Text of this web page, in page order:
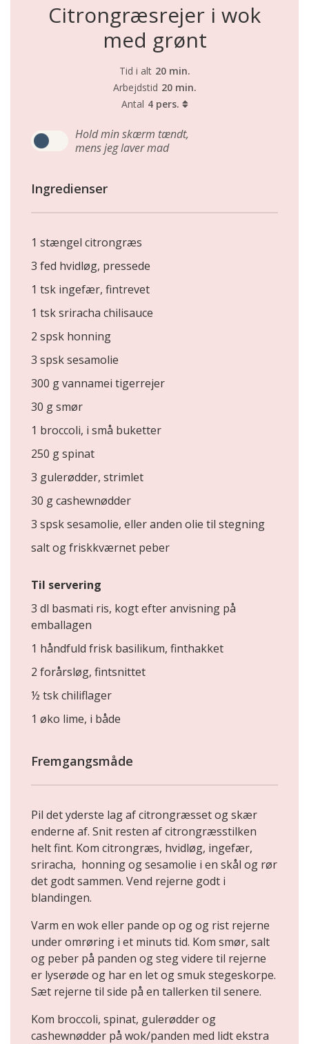
Citrongræsrejer i wok
med grønt
Tid i alt 20 min.
Arbejdstid 20 min.
Antal 4 pers.
Hold min skærm tændt,
mens jeg laver mad
Ingredienser
1 stængel citrongræs
3 fed hvidløg, pressede
1 tsk ingefær, fintrevet
1 tsk sriracha chilisauce
2 spsk honning
3 spsk sesamolie
300 g vannamei tigerrejer
30 g smør
1 broccoli, i små buketter
250 g spinat
3 gulerødder, strimlet
30 g cashewnødder
3 spsk sesamolie, eller anden olie til stegning
salt og friskkværnet peber
Til servering
3 dl basmati ris, kogt efter anvisning på
emballagen
1 håndfuld frisk basilikum, finthakket
2 forårsløg, fintsnittet
½ tsk chiliflager
1 øko lime, i både
Fremgangsmåde
Pil det yderste lag af citrongræsset og skær
enderne af. Snit resten af citrongræsstilken
helt fint. Kom citrongræs, hvidløg, ingefær,
sriracha, honning og sesamolie i en skål og rør
det godt sammen. Vend rejerne godt i
blandingen.
Varm en wok eller pande op og og rist rejerne
under omrøring i et minuts tid. Kom smør, salt
og peber på panden og steg videre til rejerne
er lyserøde og har en let og smuk stegeskorpe.
Sæt rejerne til side på en tallerken til senere.
Kom broccoli, spinat, gulerødder og
cashewnødder på wok/panden med lidt ekstra